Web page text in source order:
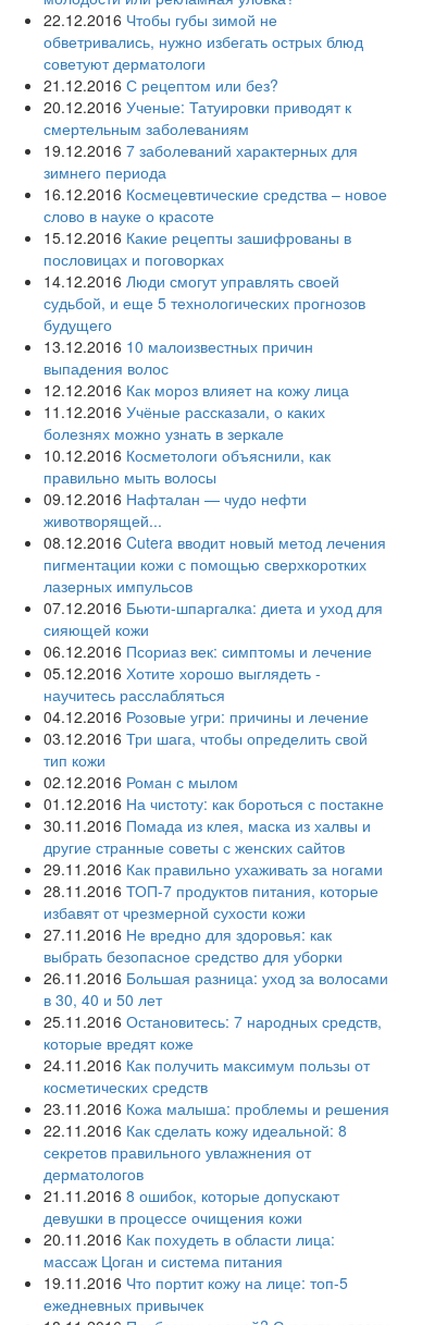
22.12.2016 Чтобы губы зимой не
обветривались, нужно избегать острых блюд
советуют дерматологи
21.12.2016 С рецептом или без?
20.12.2016 Ученые: Татуировки приводят к
смертельным заболеваниям
19.12.2016 7 заболеваний характерных для
зимнего периода
16.12.2016 Космецевтические средства – новое
слово в науке о красоте
15.12.2016 Какие рецепты зашифрованы в
пословицах и поговорках
14.12.2016 Люди смогут управлять своей
судьбой, и еще 5 технологических прогнозов
будущего
13.12.2016 10 малоизвестных причин
выпадения волос
12.12.2016 Как мороз влияет на кожу лица
11.12.2016 Учёные рассказали, о каких
болезнях можно узнать в зеркале
10.12.2016 Косметологи объяснили, как
правильно мыть волосы
09.12.2016 Нафталан — чудо нефти
животворящей...
08.12.2016 Cutera вводит новый метод лечения
пигментации кожи с помощью сверхкоротких
лазерных импульсов
07.12.2016 Бьюти-шпаргалка: диета и уход для
сияющей кожи
06.12.2016 Псориаз век: симптомы и лечение
05.12.2016 Хотите хорошо выглядеть -
научитесь расслабляться
04.12.2016 Розовые угри: причины и лечение
03.12.2016 Три шага, чтобы определить свой
тип кожи
02.12.2016 Роман с мылом
01.12.2016 На чистоту: как бороться с постакне
30.11.2016 Помада из клея, маска из халвы и
другие странные советы с женских сайтов
29.11.2016 Как правильно ухаживать за ногами
28.11.2016 ТОП-7 продуктов питания, которые
избавят от чрезмерной сухости кожи
27.11.2016 Не вредно для здоровья: как
выбрать безопасное средство для уборки
26.11.2016 Большая разница: уход за волосами
в 30, 40 и 50 лет
25.11.2016 Остановитесь: 7 народных средств,
которые вредят коже
24.11.2016 Как получить максимум пользы от
косметических средств
23.11.2016 Кожа малыша: проблемы и решения
22.11.2016 Как сделать кожу идеальной: 8
секретов правильного увлажнения от
дерматологов
21.11.2016 8 ошибок, которые допускают
девушки в процессе очищения кожи
20.11.2016 Как похудеть в области лица:
массаж Цоган и система питания
19.11.2016 Что портит кожу на лице: топ-5
ежедневных привычек